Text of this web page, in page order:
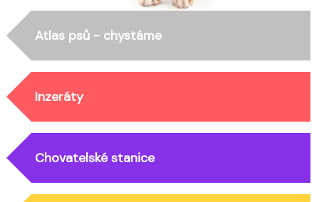
Atlas psů - chystáme
Inzeráty
Chovatelské stanice